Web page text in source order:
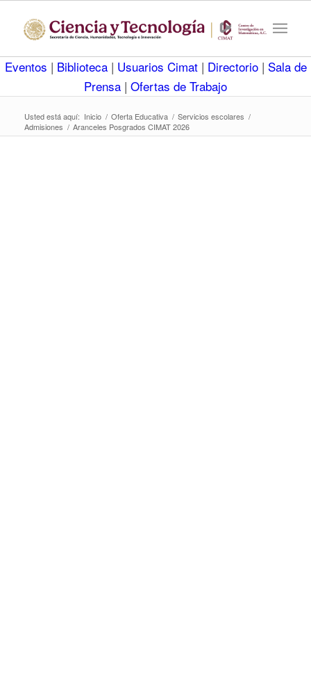
Eventos | Biblioteca | Usuarios Cimat | Directorio | Sala de
Prensa | Ofertas de Trabajo
Usted está aquí: Inicio / Oferta Educativa / Servicios escolares /
Admisiones / Aranceles Posgrados CIMAT 2026